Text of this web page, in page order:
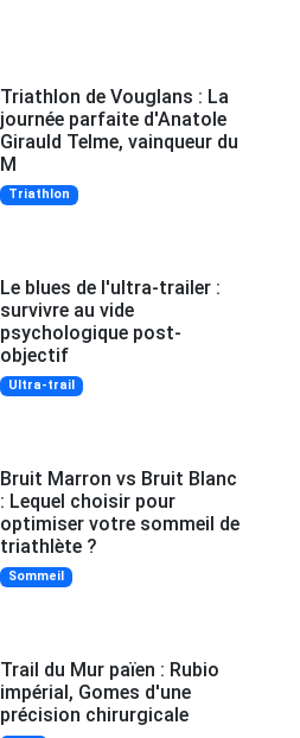
Triathlon de Vouglans : La
journée parfaite d'Anatole
Girauld Telme, vainqueur du
M
Triathlon
Le blues de l'ultra-trailer :
survivre au vide
psychologique post-
objectif
Ultra-trail
Bruit Marron vs Bruit Blanc
: Lequel choisir pour
optimiser votre sommeil de
triathlète ?
Sommeil
Trail du Mur païen : Rubio
impérial, Gomes d'une
précision chirurgicale